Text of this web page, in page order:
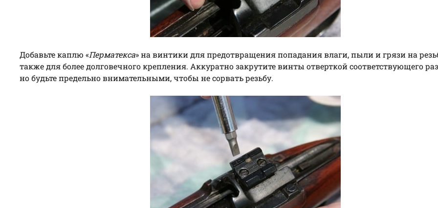
Добавьте каплю «Перматекса» на винтики для предотвращения попадания влаги, пыли и грязи на
также для более долговечного крепления. Аккуратно закрутите винты отверткой соответствующего
но будьте предельно внимательными, чтобы не сорвать резьбу.